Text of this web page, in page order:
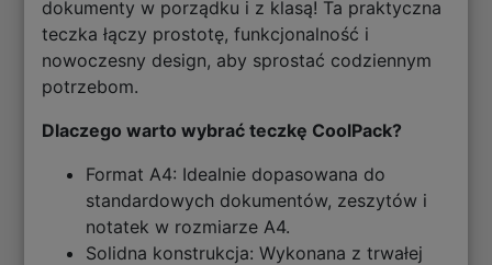
dokumenty w porządku i z klasą! Ta praktyczna
teczka łączy prostotę, funkcjonalność i
nowoczesny design, aby sprostać codziennym
potrzebom.
Dlaczego warto wybrać teczkę CoolPack?
Format A4: Idealnie dopasowana do
standardowych dokumentów, zeszytów i
notatek w rozmiarze A4.
Solidna konstrukcja: Wykonana z trwałej